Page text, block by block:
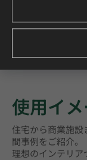
使用イ
住宅から商業施設
間事例をご紹介。
理想のインテリア